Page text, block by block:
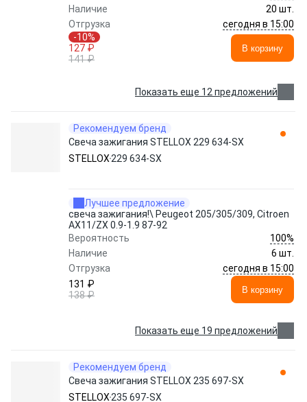
Наличие
20 шт.
Отгрузка
сегодня в 15:00
-10%
127 ₽
141 ₽
В корзину
Показать еще 12 предложений
Рекомендуем бренд
Свеча зажигания STELLOX 229 634-SX
STELLOX 229 634-SX
Лучшее предложение
свеча зажигания!\ Peugeot 205/305/309, Citroen
AX11/ZX 0.9-1.9 87-92
Вероятность
100%
Наличие
6 шт.
Отгрузка
сегодня в 15:00
131 ₽
138 ₽
В корзину
Показать еще 19 предложений
Рекомендуем бренд
Свеча зажигания STELLOX 235 697-SX
STELLOX 235 697-SX